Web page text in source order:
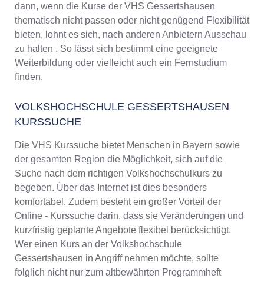
dann, wenn die Kurse der VHS Gessertshausen
thematisch nicht passen oder nicht genügend Flexibilität
bieten, lohnt es sich, nach anderen Anbietern Ausschau
zu halten . So lässt sich bestimmt eine geeignete
Weiterbildung oder vielleicht auch ein Fernstudium
finden.
VOLKSHOCHSCHULE GESSERTSHAUSEN
KURSSUCHE
Die VHS Kurssuche bietet Menschen in Bayern sowie
der gesamten Region die Möglichkeit, sich auf die
Suche nach dem richtigen Volkshochschulkurs zu
begeben. Über das Internet ist dies besonders
komfortabel. Zudem besteht ein großer Vorteil der
Online - Kurssuche darin, dass sie Veränderungen und
kurzfristig geplante Angebote flexibel berücksichtigt.
Wer einen Kurs an der Volkshochschule
Gessertshausen in Angriff nehmen möchte, sollte
folglich nicht nur zum altbewährten Programmheft